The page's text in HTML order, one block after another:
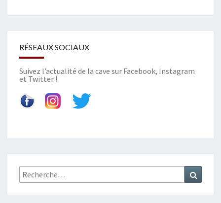
RÉSEAUX SOCIAUX
Suivez l’actualité de la cave sur Facebook, Instagram
et Twitter !
Recherche
: